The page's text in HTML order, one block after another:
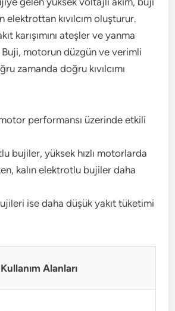
elektrottan kıvılcım oluşturur.
karışımını ateşler ve yanma
Buji, motorun düzgün ve verimli
zamanda doğru kıvılcımı
performansı üzerinde etkili
bujiler, yüksek hızlı motorlarda
kalın elektrotlu bujiler daha
ise daha düşük yakıt tüketimi
Kullanım Alanları